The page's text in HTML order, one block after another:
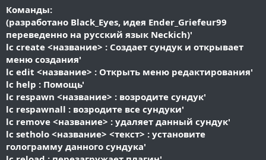
Команды:
(разработано Black_Eyes, идея Ender_Griefeur99
переведенно на русский язык Neckich)'
lc create <название> : Создает сундук и открывает
меню создания'
lc edit <название> : Открыть меню редактирования'
lc help : Помощь'
lc respawn <название> : возродите сундук'
lc respawnall : возродите все сундуки'
lc remove <название> : удаляет данный сундук'
lc setholo <название> <текст> : установите
голограмму данного сундука'